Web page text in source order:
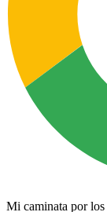
Mi caminata por